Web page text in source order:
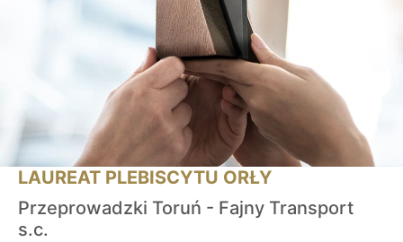
LAUREAT PLEBISCYTU ORŁY
Przeprowadzki Toruń - Fajny Transport
s.c.